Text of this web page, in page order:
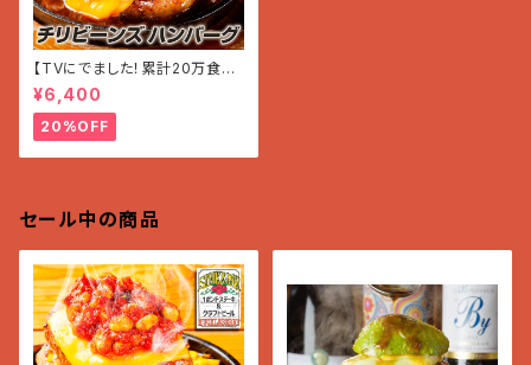
【TVにでました！累計20万食突
破!!】チリビーンズ＆チーズ『ハン
バーグ』 (200g×5個入)
¥6,400
20%OFF
セール中の商品